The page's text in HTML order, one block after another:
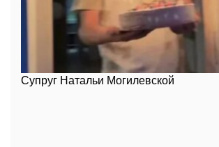
Супруг Натальи Могилевской